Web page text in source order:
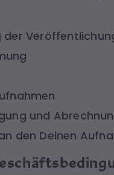
der
und
den Deinen